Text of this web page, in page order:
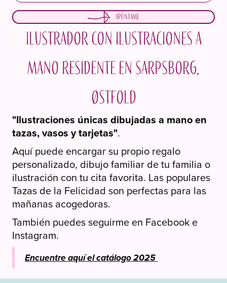
Apúntame
Ilustrador con ilustraciones a
mano residente en Sarpsborg,
Østfold
"Ilustraciones únicas dibujadas a mano en
tazas, vasos y tarjetas".
Aquí puede encargar su propio regalo
personalizado, dibujo familiar de tu familia o
ilustración con tu cita favorita. Las populares
Tazas de la Felicidad son perfectas para las
mañanas acogedoras.
También puedes seguirme en Facebook e
Instagram.
Encuentre aquí el catálogo 2025